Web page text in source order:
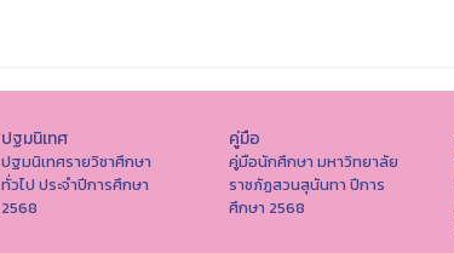
ปฐมนิเทศ
ปฐมนิเทศรายวิชาศึกษา
ทั่วไป ประจำปีการศึกษา
2568
คู่มือ
คู่มือนักศึกษา มหาวิทยาลัย
ราชภัฏสวนสุนันทา ปีการ
ศึกษา 2568